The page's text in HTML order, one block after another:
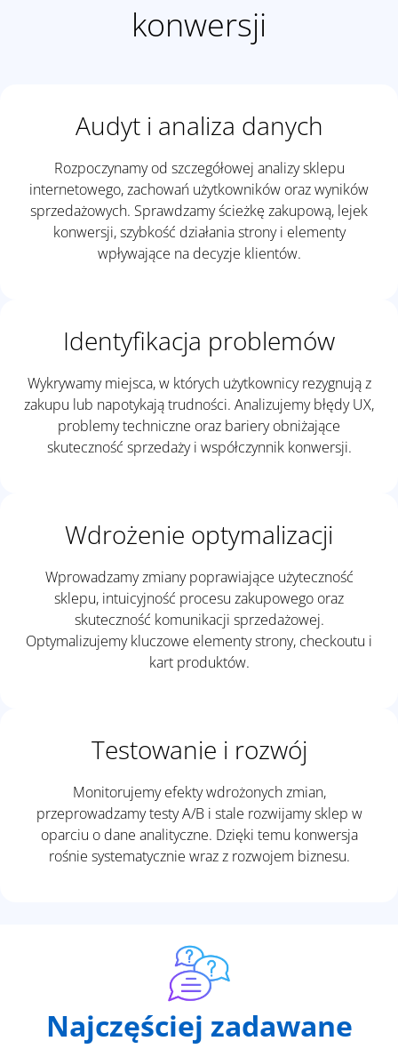
konwersji
Audyt i analiza danych
Rozpoczynamy od szczegółowej analizy sklepu
internetowego, zachowań użytkowników oraz wyników
sprzedażowych. Sprawdzamy ścieżkę zakupową, lejek
konwersji, szybkość działania strony i elementy
wpływające na decyzje klientów.
Identyfikacja problemów
Wykrywamy miejsca, w których użytkownicy rezygnują z
zakupu lub napotykają trudności. Analizujemy błędy UX,
problemy techniczne oraz bariery obniżające
skuteczność sprzedaży i współczynnik konwersji.
Wdrożenie optymalizacji
Wprowadzamy zmiany poprawiające użyteczność
sklepu, intuicyjność procesu zakupowego oraz
skuteczność komunikacji sprzedażowej.
Optymalizujemy kluczowe elementy strony, checkoutu i
kart produktów.
Testowanie i rozwój
Monitorujemy efekty wdrożonych zmian,
przeprowadzamy testy A/B i stale rozwijamy sklep w
oparciu o dane analityczne. Dzięki temu konwersja
rośnie systematycznie wraz z rozwojem biznesu.
Najczęściej zadawane